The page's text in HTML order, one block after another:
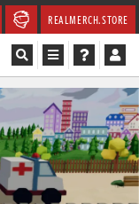
REALMERCH.STORE